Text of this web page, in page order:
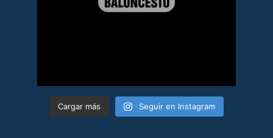
Cargar más Seguir en Instagram